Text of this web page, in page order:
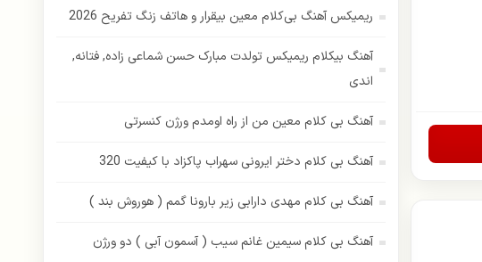
ریمیکس آهنگ بی‌کلام معین بیقرار و هاتف زنگ تفریح 2026
آهنگ بیکلام ریمیکس تولدت مبارک حسن شماعی زاده, فتانه,
اندی
آهنگ بی کلام معین من از راه اومدم ورژن کنسرتی
آهنگ بی کلام دختر ایرونی سهراب پاکزاد با کیفیت 320
آهنگ بی کلام مهدی دارابی زیر بارونا گمم ( هوروش بند )
آهنگ بی کلام سیمین غانم سیب ( آسمون آبی ) دو ورژن